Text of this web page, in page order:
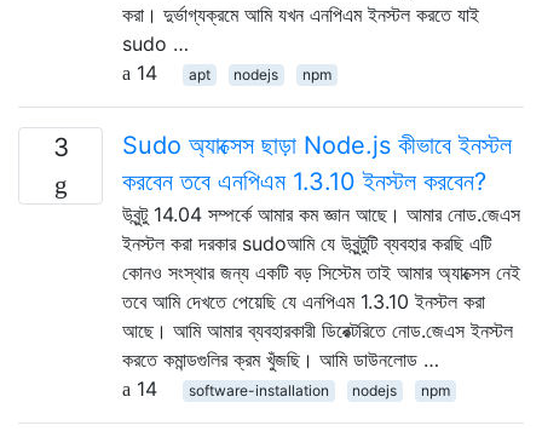
করা। দুর্ভাগ্যক্রমে আমি যখন এনপিএম ইনস্টল করতে যাই
sudo …
14
apt nodejs npm
3
Sudo অ্যাক্সেস ছাড়া Node.js কীভাবে ইনস্টল
করবেন তবে এনপিএম 1.3.10 ইনস্টল করবেন?
উবুন্টু 14.04 সম্পর্কে আমার কম জ্ঞান আছে। আমার নোড.জেএস
ইনস্টল করা দরকার sudoআমি যে উবুন্টুটি ব্যবহার করছি এটি
কোনও সংস্থার জন্য একটি বড় সিস্টেম তাই আমার অ্যাক্সেস নেই
তবে আমি দেখতে পেয়েছি যে এনপিএম 1.3.10 ইনস্টল করা
আছে। আমি আমার ব্যবহারকারী ডিরেক্টরিতে নোড.জেএস ইনস্টল
করতে কমান্ডগুলির ক্রম খুঁজছি। আমি ডাউনলোড …
14
software-installation nodejs npm